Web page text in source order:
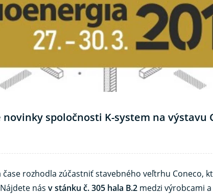
spoločnosti K-system na výstavu
rozhodla zúčastniť stavebného veľtrhu Coneco,
nás v stánku č. 305 hala B.2 medzi výrobcami